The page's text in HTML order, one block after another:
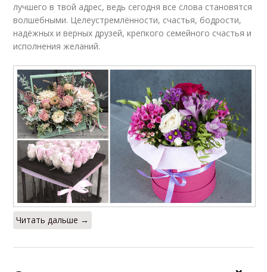
лучшего в твой адрес, ведь сегодня все слова становятся
волшебными. Целеустремлённости, счастья, бодрости,
надёжных и верных друзей, крепкого семейного счастья и
исполнения желаний.
Читать дальше →